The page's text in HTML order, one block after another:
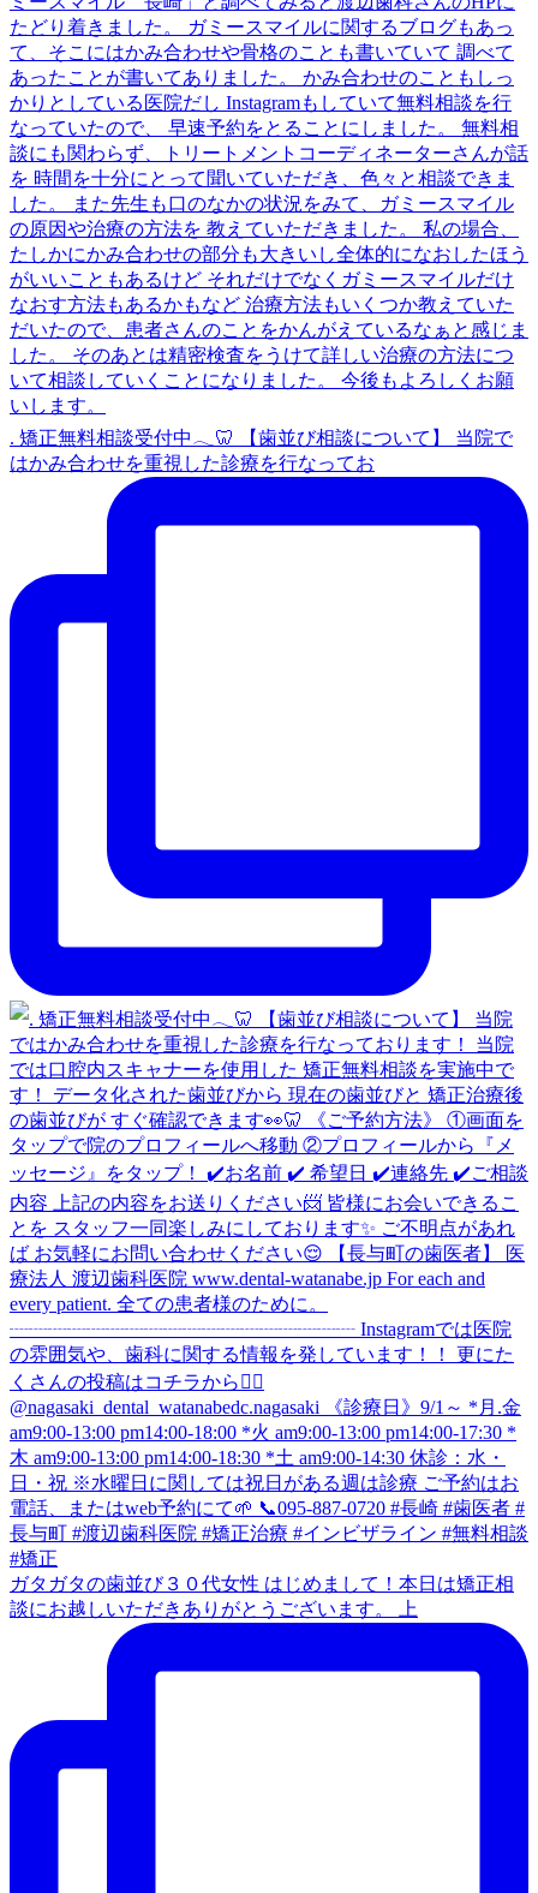
. 矯正無料相談受付中𓂃🦷 【歯並び相談について】 当院で
はかみ合わせを重視した診療を行なってお
ガタガタの歯並び３０代女性 はじめまして！本日は矯正相
談にお越しいただきありがとうございます。 上